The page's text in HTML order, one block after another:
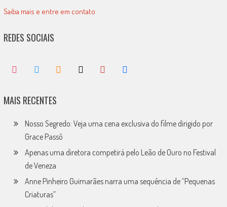
Saiba mais e entre em contato
REDES SOCIAIS
MAIS RECENTES
Nosso Segredo: Veja uma cena exclusiva do filme dirigido por
Grace Passô
Apenas uma diretora competirá pelo Leão de Ouro no Festival
de Veneza
Anne Pinheiro Guimarães narra uma sequência de “Pequenas
Criaturas”